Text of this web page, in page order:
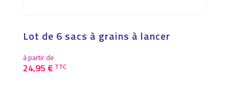
Lot de 6 sacs à grains à lancer
à partir de
24,95 € TTC